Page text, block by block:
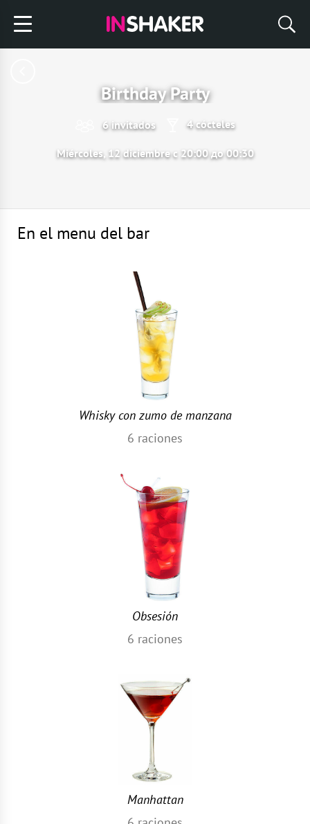
Birthday Party
6 invitados 4 cócteles
Miércoles, 12 diciembre с 20:00 до 00:30
En el menu del bar
Whisky con zumo de manzana
6 raciones
Obsesión
6 raciones
Manhattan